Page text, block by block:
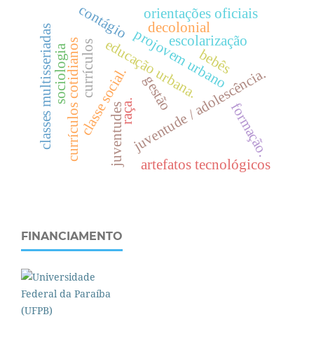
currículos projovem urbano
juventude / adolescência.
e
d
u
c
a
ç
ã
o
u
r
b
a
n
a
.
c
l
a
s
s
e
s
o
c
i
a
l
.
raça. gestão
juventudes
escolarização
currículos cotidianos
artefatos tecnológicos
formação.
decolonial
bebês
contágio orientações oficiais
sociologia
classes multisseriadas
FINANCIAMENTO